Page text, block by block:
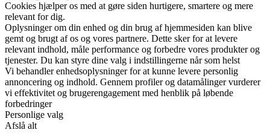
Cookies hjælper os med at gøre siden hurtigere, smartere og mere
relevant for dig.
Oplysninger om din enhed og din brug af hjemmesiden kan blive
gemt og brugt af os og vores partnere. Dette sker for at levere
relevant indhold, måle performance og forbedre vores produkter og
tjenester. Du kan styre dine valg i indstillingerne når som helst
Vi behandler enhedsoplysninger for at kunne levere personlig
annoncering og indhold. Gennem profiler og datamålinger vurderer
vi effektivitet og brugerengagement med henblik på løbende
forbedringer
Personlige valg
Afslå alt